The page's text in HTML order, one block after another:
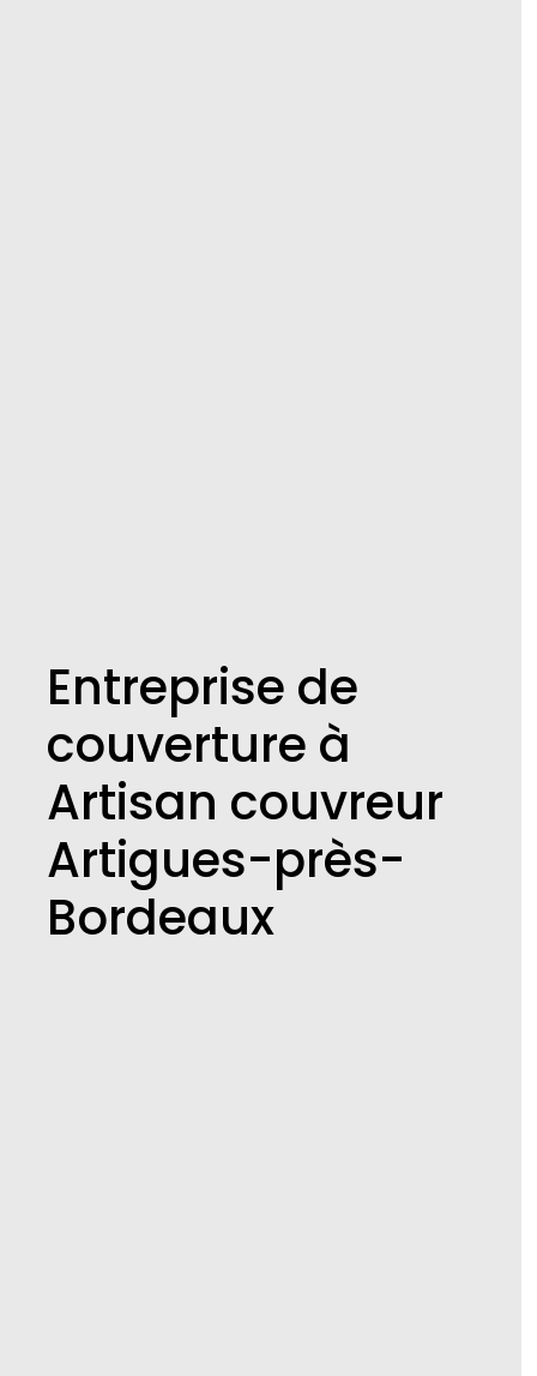
Entreprise de
couverture à
Artisan couvreur
Artigues-près-
Bordeaux